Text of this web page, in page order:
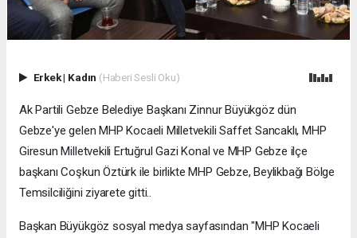
Erkek| Kadın (Haberi Sesli Oku)
Ak Partili Gebze Belediye Başkanı Zinnur Büyükgöz dün
Gebze'ye gelen MHP Kocaeli Milletvekili Saffet Sancaklı, MHP
Giresun Milletvekili Ertuğrul Gazi Konal ve MHP Gebze ilçe
başkanı Coşkun Öztürk ile birlikte MHP Gebze, Beylikbağı Bölge
Temsilciliğini ziyarete gitti..
Başkan Büyükgöz sosyal medya sayfasından "MHP Kocaeli